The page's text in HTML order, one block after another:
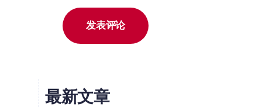
最新文章